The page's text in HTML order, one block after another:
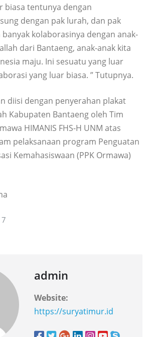
biasa tentunya dengan
dengan pak lurah, dan pak
kolaborasinya dengan anak-
dari Bantaeng, anak-anak kita
maju. Ini sesuatu yang luar
yang luar biasa. ” Tutupnya.
diisi dengan penyerahan plakat
Kabupaten Bantaeng oleh Tim
HIMANIS FHS-H UNM atas
pelaksanaan program Penguatan
Kemahasiswaan (PPK Ormawa)
admin
Website:
https://suryatimur.id